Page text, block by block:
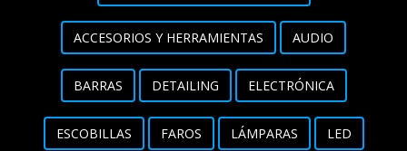
ACCESORIOS Y HERRAMIENTAS AUDIO
BARRAS DETAILING ELECTRÓNICA
ESCOBILLAS FAROS LÁMPARAS LED